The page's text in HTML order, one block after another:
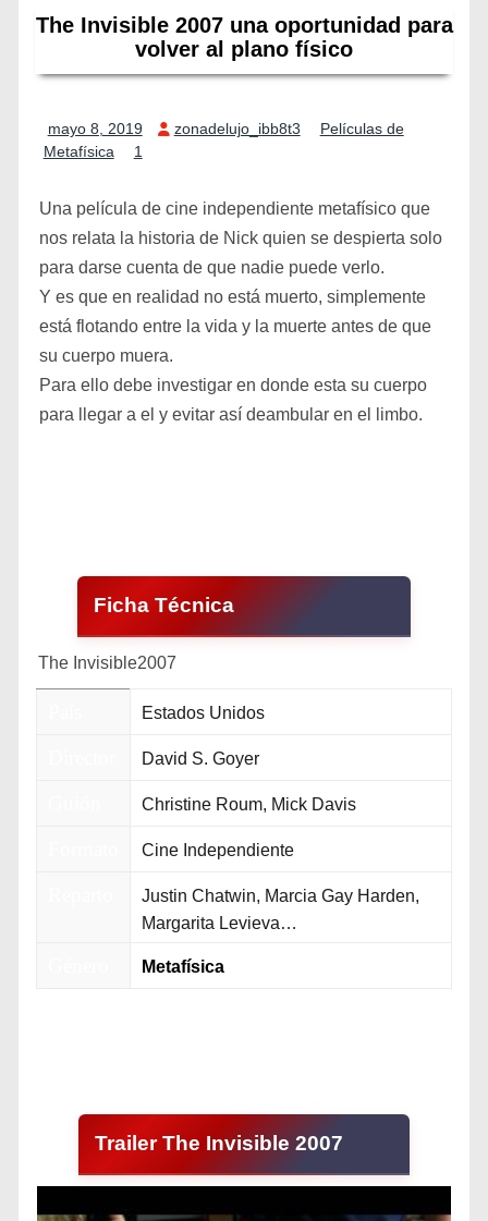
The Invisible 2007 una oportunidad para
volver al plano físico
mayo 8, 2019 zonadelujo_ibb8t3
Películas de
Metafísica
1
Una película de cine independiente metafísico que
nos relata la historia de Nick quien se despierta solo
para darse cuenta de que nadie puede verlo.
Y es que en realidad no está muerto, simplemente
está flotando entre la vida y la muerte antes de que
su cuerpo muera.
Para ello debe investigar en donde esta su cuerpo
para llegar a el y evitar así deambular en el limbo.
Ficha Técnica
The Invisible2007
Estados Unidos
David S. Goyer
Christine Roum, Mick Davis
Cine Independiente
Justin Chatwin, Marcia Gay Harden,
Margarita Levieva…
Metafísica
Trailer The Invisible 2007